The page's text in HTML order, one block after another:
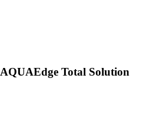
AQUAEdge Total Solution